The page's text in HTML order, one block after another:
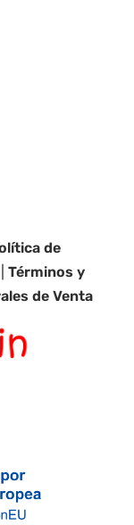
de
|Términos y
de Venta